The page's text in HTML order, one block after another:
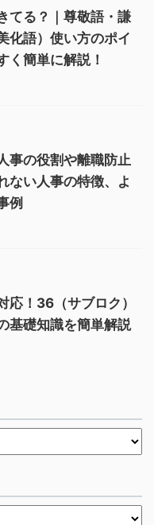
てる？｜尊敬語・謙
化語）使い方のポイ
く簡単に解説！
事の役割や離職防止
ない人事の特徴、よ
例
応！36（サブロク）
基礎知識を簡単解説